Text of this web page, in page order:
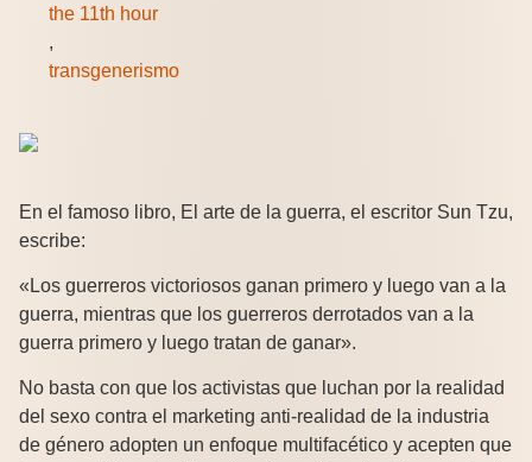
the 11th hour
,
transgenerismo
En el famoso libro, El arte de la guerra, el escritor Sun Tzu,
escribe:
«Los guerreros victoriosos ganan primero y luego van a la
guerra, mientras que los guerreros derrotados van a la
guerra primero y luego tratan de ganar».
No basta con que los activistas que luchan por la realidad
del sexo contra el marketing anti-realidad de la industria
de género adopten un enfoque multifacético y acepten que